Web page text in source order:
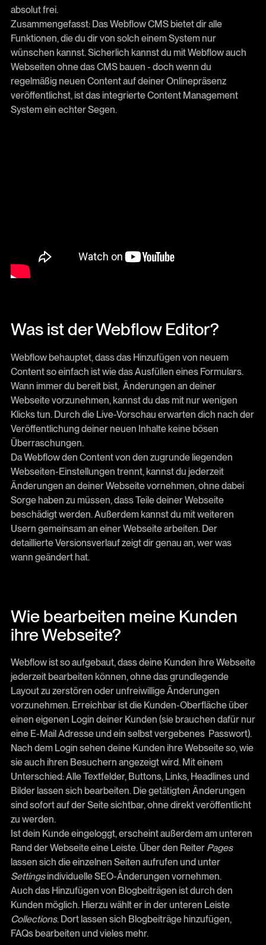
absolut frei.
Zusammengefasst: Das Webflow CMS bietet dir alle
Funktionen, die du dir von solch einem System nur
wünschen kannst. Sicherlich kannst du mit Webflow auch
Webseiten ohne das CMS bauen - doch wenn du
regelmäßig neuen Content auf deiner Onlinepräsenz
veröffentlichst, ist das integrierte Content Management
System ein echter Segen.
Was ist der Webflow Editor?
Webflow behauptet, dass das Hinzufügen von neuem
Content so einfach ist wie das Ausfüllen eines Formulars.
Wann immer du bereit bist, Änderungen an deiner
Webseite vorzunehmen, kannst du das mit nur wenigen
Klicks tun. Durch die Live-Vorschau erwarten dich nach der
Veröffentlichung deiner neuen Inhalte keine bösen
Überraschungen.
Da Webflow den Content von den zugrunde liegenden
Webseiten-Einstellungen trennt, kannst du jederzeit
Änderungen an deiner Webseite vornehmen, ohne dabei
Sorge haben zu müssen, dass Teile deiner Webseite
beschädigt werden. Außerdem kannst du mit weiteren
Usern gemeinsam an einer Webseite arbeiten. Der
detaillierte Versionsverlauf zeigt dir genau an, wer was
wann geändert hat.
Wie bearbeiten meine Kunden
ihre Webseite?
Webflow ist so aufgebaut, dass deine Kunden ihre Webseite
jederzeit bearbeiten können, ohne das grundlegende
Layout zu zerstören oder unfreiwillige Änderungen
vorzunehmen. Erreichbar ist die Kunden-Oberfläche über
einen eigenen Login deiner Kunden (sie brauchen dafür nur
eine E-Mail Adresse und ein selbst vergebenes Passwort).
Nach dem Login sehen deine Kunden ihre Webseite so, wie
sie auch ihren Besuchern angezeigt wird. Mit einem
Unterschied: Alle Textfelder, Buttons, Links, Headlines und
Bilder lassen sich bearbeiten. Die getätigten Änderungen
sind sofort auf der Seite sichtbar, ohne direkt veröffentlicht
zu werden.
Ist dein Kunde eingeloggt, erscheint außerdem am unteren
Rand der Webseite eine Leiste. Über den Reiter Pages
lassen sich die einzelnen Seiten aufrufen und unter
Settingsindividuelle SEO-Änderungen vornehmen.
Auch das Hinzufügen von Blogbeiträgen ist durch den
Kunden möglich. Hierzu wählt er in der unteren Leiste
Collections. Dort lassen sich Blogbeiträge hinzufügen,
FAQs bearbeiten und vieles mehr.